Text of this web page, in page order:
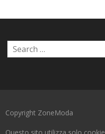
Copyright ZoneModa